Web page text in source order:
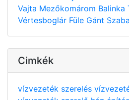
Vajta Mezőkomárom Balinka
Vértesboglár Füle Gánt
Cimkék
vízvezeték szerelés